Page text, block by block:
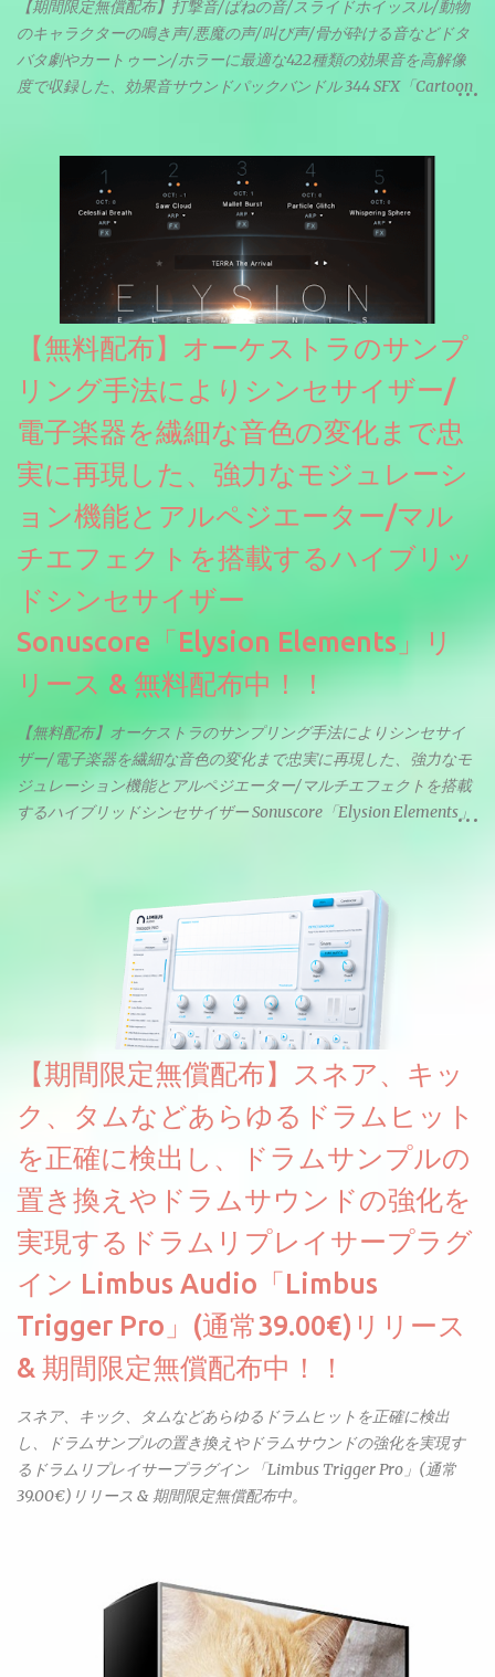
【期間限定無償配布】打撃音/ばねの音/スライドホイッスル/動物
のキャラクターの鳴き声/悪魔の声/叫び声/骨が砕ける音などドタ
バタ劇やカートゥーン/ホラーに最適な422種類の効果音を高解像
度で収録した、効果音サウンドパックバンドル 344 SFX「Cartoon
【無料配布】オーケストラのサンプ
リング手法によりシンセサイザー/
電子楽器を繊細な音色の変化まで忠
実に再現した、強力なモジュレーシ
ョン機能とアルペジエーター/マル
チエフェクトを搭載するハイブリッ
ドシンセサイザー
Sonuscore「Elysion Elements」リ
リース & 無料配布中！！
【無料配布】オーケストラのサンプリング手法によりシンセサイ
ザー/電子楽器を繊細な音色の変化まで忠実に再現した、強力なモ
ジュレーション機能とアルペジエーター/マルチエフェクトを搭載
するハイブリッドシンセサイザー Sonuscore「Elysion Elements」
えるようになっています。総容量も7GBを超えます。複数の設定に
より音色が作りこまれているため、あらかじめアルペジオがプロ
グラムされているプリセットも多いですが、アルペジオを切るこ
とももちろんできます。 ほとんどのシンセライブラリは、音を一
度サンプリングしてベロシティで音量を調整します。 しかし、
ELYSIONは違います。ビンテージシンセを含む様々な音源から、
複数のベロシティレイヤーにわたって録音し、各レイヤーを整形
することで、弱く演奏した場合と強く演奏した場合で、全く異な
る音色が得られます。単に音量を変えただけの同じ音ではありま
せん。
【期間限定無償配布】スネア、キッ
ク、タムなどあらゆるドラムヒット
を正確に検出し、ドラムサンプルの
置き換えやドラムサウンドの強化を
実現するドラムリプレイサープラグ
イン Limbus Audio「Limbus
Trigger Pro」(通常39.00€)リリース
& 期間限定無償配布中！！
スネア、キック、タムなどあらゆるドラムヒットを正確に検出
し、ドラムサンプルの置き換えやドラムサウンドの強化を実現す
るドラムリプレイサープラグイン 「Limbus Trigger Pro」(通常
39.00€)リリース & 期間限定無償配布中。